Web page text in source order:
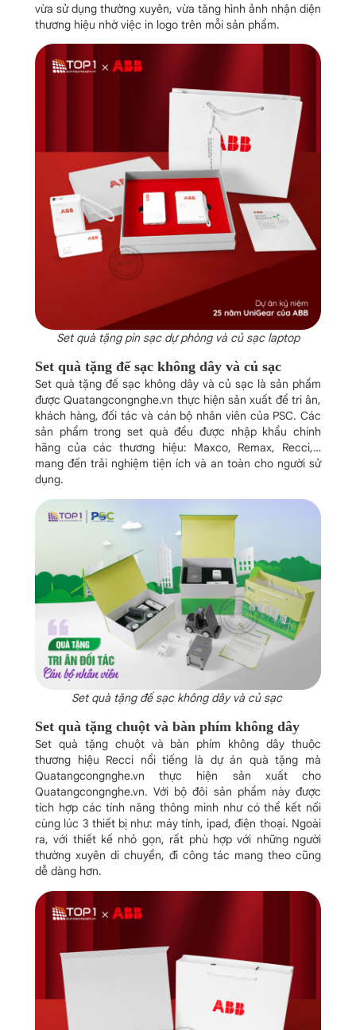
vừa sử dụng thường xuyên, vừa tăng hình ảnh nhận diện
thương hiệu nhờ việc in logo trên mỗi sản phẩm.
Set quà tặng pin sạc dự phòng và củ sạc laptop​
Set quà tặng đế sạc không dây và củ sạc
Set quà tặng đế sạc không dây và củ sạc là sản phẩm
được Quatangcongnghe.vn thực hiện sản xuất để tri ân,
khách hàng, đối tác và cán bộ nhân viên của PSC. Các
sản phẩm trong set quà đều được nhập khẩu chính
hãng của các thương hiệu: Maxco, Remax, Recci,…
mang đến trải nghiệm tiện ích và an toàn cho người sử
dụng.
Set quà tặng đế sạc không dây và củ sạc ​
Set quà tặng chuột và bàn phím không dây
Set quà tặng chuột và bàn phím không dây thuộc
thương hiệu Recci nổi tiếng là dự án quà tặng mà
Quatangcongnghe.vn thực hiện sản xuất cho
Quatangcongnghe.vn. Với bộ đôi sản phẩm này được
tích hợp các tính năng thông minh như có thể kết nối
cùng lúc 3 thiết bị như: máy tính, ipad, điện thoại. Ngoài
ra, với thiết kế nhỏ gọn, rất phù hợp với những người
thường xuyên di chuyển, đi công tác mang theo cũng
dễ dàng hơn.